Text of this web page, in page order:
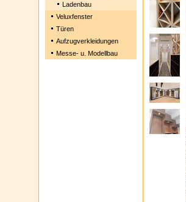
Ladenbau
Veluxfenster
Türen
Aufzugverkleidungen
Messe- u. Modellbau